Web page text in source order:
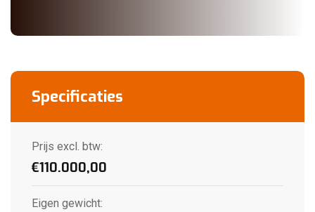
Specificaties
Prijs excl. btw:
€110.000,00
Eigen gewicht: